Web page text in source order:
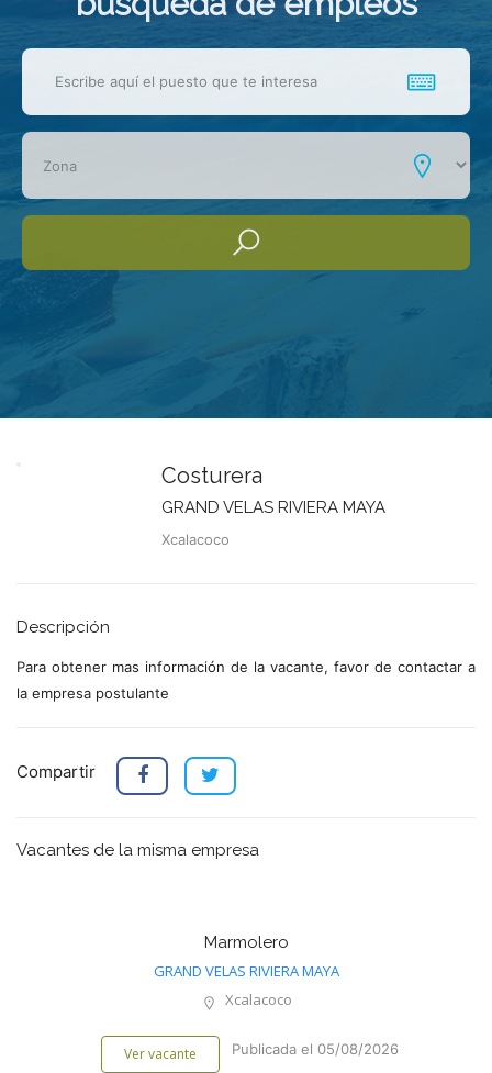
Costurera
GRAND VELAS RIVIERA MAYA
Xcalacoco
Descripción
Para obtener mas información de la vacante, favor de contactar a
la empresa postulante
Compartir
Vacantes de la misma empresa
Marmolero
GRAND VELAS RIVIERA MAYA
Xcalacoco
Ver vacante Publicada el 05/08/2026